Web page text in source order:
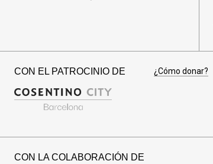
CON EL PATROCINIO DE ¿Cómo donar?
CON LA COLABORACIÓN DE